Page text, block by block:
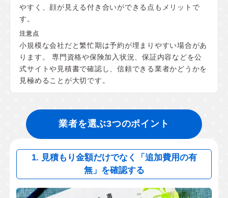
やすく、顔が見える付き合いができる点もメリットで
す。
小規模な会社だと繁忙期は予約が埋まりやすい場合があ
ります。 専門資格や保険加入状況、保証内容などを公
式サイトや見積書で確認し、信頼できる業者かどうかを
見極めることが大切です。
業者を選ぶ3つのポイント
1. 見積もり金額だけでなく「追加費用の有
無」を確認する